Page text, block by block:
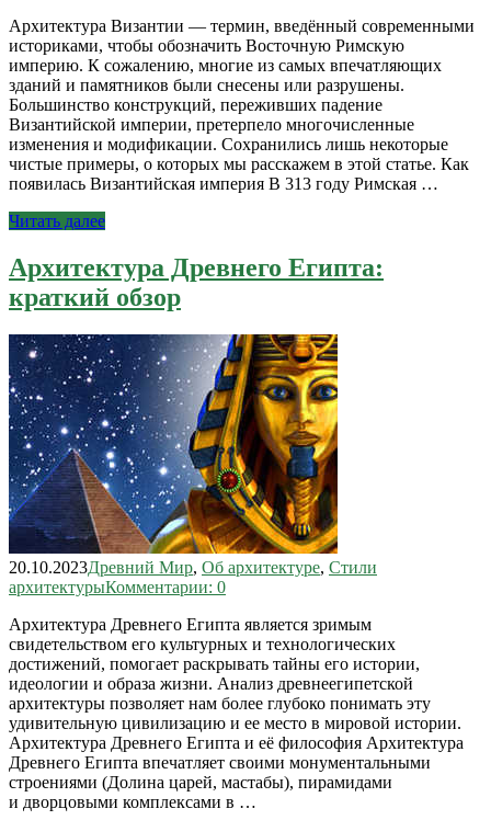
Архитектура Византии — термин, введённый современными
историками, чтобы обозначить Восточную Римскую
империю. К сожалению, многие из самых впечатляющих
зданий и памятников были снесены или разрушены.
Большинство конструкций, переживших падение
Византийской империи, претерпело многочисленные
изменения и модификации. Сохранились лишь некоторые
чистые примеры, о которых мы расскажем в этой статье. Как
появилась Византийская империя В 313 году Римская …
Читать далее
Архитектура Древнего Египта:
краткий обзор
20.10.2023Древний Мир, Об архитектуре, Стили
архитектурыКомментарии: 0
Архитектура Древнего Египта является зримым
свидетельством его культурных и технологических
достижений, помогает раскрывать тайны его истории,
идеологии и образа жизни. Анализ древнеегипетской
архитектуры позволяет нам более глубоко понимать эту
удивительную цивилизацию и ее место в мировой истории.
Архитектура Древнего Египта и её философия Архитектура
Древнего Египта впечатляет своими монументальными
строениями (Долина царей, мастабы), пирамидами
и дворцовыми комплексами в …